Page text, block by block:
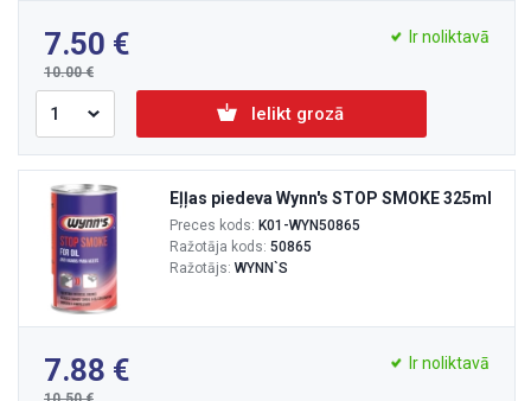
7.50
10.00
Ir noliktavā
Ielikt grozā
Eļļas piedeva Wynn's STOP SMOKE 325ml
Preces kods: K01-WYN50865
Ražotāja kods: 50865
Ražotājs: WYNN`S
7.88 Ir noliktavā